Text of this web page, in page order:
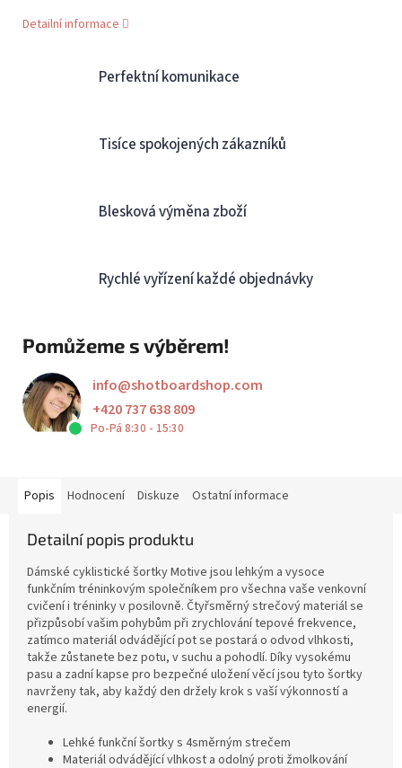
Detailní informace
Perfektní komunikace
Tisíce spokojených zákazníků
Blesková výměna zboží
Rychlé vyřízení každé objednávky
Pomůžeme s výběrem!
info@shotboardshop.com
+420 737 638 809
Po-Pá 8:30 - 15:30
Popis Hodnocení Diskuze Ostatní informace
Detailní popis produktu
Dámské cyklistické šortky Motive jsou lehkým a vysoce
funkčním tréninkovým společníkem pro všechna vaše venkovní
cvičení i tréninky v posilovně. Čtyřsměrný strečový materiál se
přizpůsobí vašim pohybům při zrychlování tepové frekvence,
zatímco materiál odvádějící pot se postará o odvod vlhkosti,
takže zůstanete bez potu, v suchu a pohodlí. Díky vysokému
pasu a zadní kapse pro bezpečné uložení věcí jsou tyto šortky
navrženy tak, aby každý den držely krok s vaší výkonností a
energií.
Lehké funkční šortky s 4směrným strečem
Materiál odvádějící vlhkost a odolný proti žmolkování